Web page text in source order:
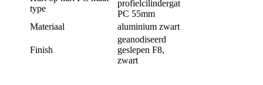
type
profielcilindergat
PC 55mm
Materiaal
aluminium zwart
Finish
geanodiseerd
geslepen F8,
zwart